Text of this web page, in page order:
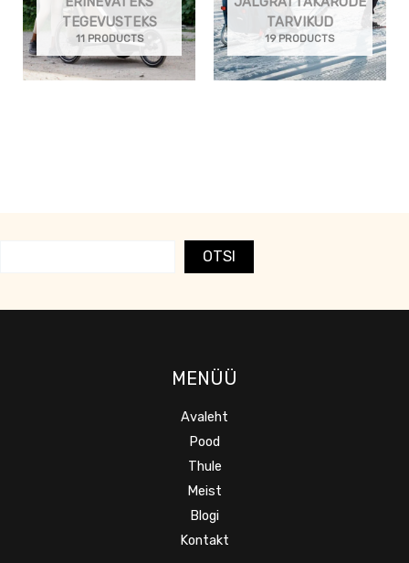
TEGEVUSTEKS
11 PRODUCTS
TARVIKUD
19 PRODUCTS
OTSI
MENÜÜ
Avaleht
Pood
Thule
Meist
Blogi
Kontakt